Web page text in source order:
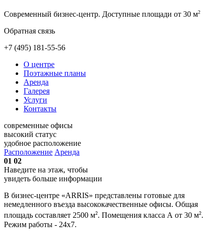
Современный бизнес-центр. Доступные площади от 30 м2
Обратная связь
+7 (495) 181-55-56
О центре
Поэтажные планы
Аренда
Галерея
Услуги
Контакты
современные офисы
высокий статус
удобное расположение
Расположение Аренда
01 02
Наведите на этаж, чтобы
увидеть больше информации
В бизнес-центре «ARRIS» представлены готовые для
немедленного въезда высококачественные офисы. Общая
площадь составляет 2500 м2. Помещения класса А от 30 м2.
Режим работы - 24х7.